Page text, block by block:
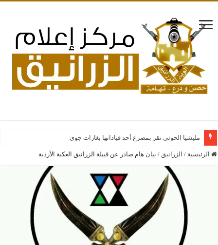
مليشيا الحوثي تقر بمصرع أحد قياداتها بغارات جوية سعودية على فصائ
الرئيسية / الزرانيق / بيان هام صادر عن قبيلة الزرانيق العكية الأزدية